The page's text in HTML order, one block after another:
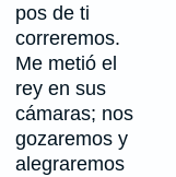
pos de ti
correremos.
Me metió el
rey en sus
cámaras; nos
gozaremos y
alegraremos